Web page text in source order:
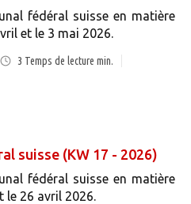
fédéral suisse en matière
et le 3 mai 2026.
3 Temps de lecture min.
suisse (KW 17 - 2026)
fédéral suisse en matière
le 26 avril 2026.